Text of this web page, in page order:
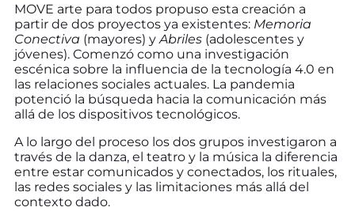
MOVE arte para todos propuso esta creación a
partir de dos proyectos ya existentes: Memoria
Conectiva (mayores) y Abriles (adolescentes y
jóvenes). Comenzó como una investigación
escénica sobre la influencia de la tecnología 4.0 en
las relaciones sociales actuales. La pandemia
potenció la búsqueda hacia la comunicación más
allá de los dispositivos tecnológicos.
A lo largo del proceso los dos grupos investigaron a
través de la danza, el teatro y la música la diferencia
entre estar comunicados y conectados, los rituales,
las redes sociales y las limitaciones más allá del
contexto dado.